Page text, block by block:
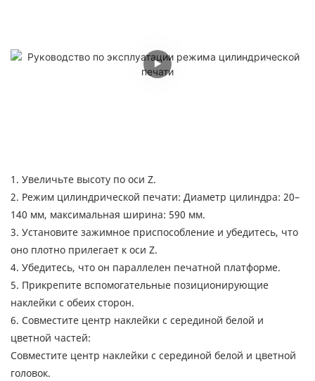
1. Увеличьте высоту по оси Z.
2. Режим цилиндрической печати: Диаметр цилиндра: 20–
140 мм, максимальная ширина: 590 мм.
3. Установите зажимное приспособление и убедитесь, что
оно плотно прилегает к оси Z.
4. Убедитесь, что он параллелен печатной платформе.
5. Прикрепите вспомогательные позиционирующие
наклейки с обеих сторон.
6. Совместите центр наклейки с серединой белой и
цветной частей:
Совместите центр наклейки с серединой белой и цветной
головок.